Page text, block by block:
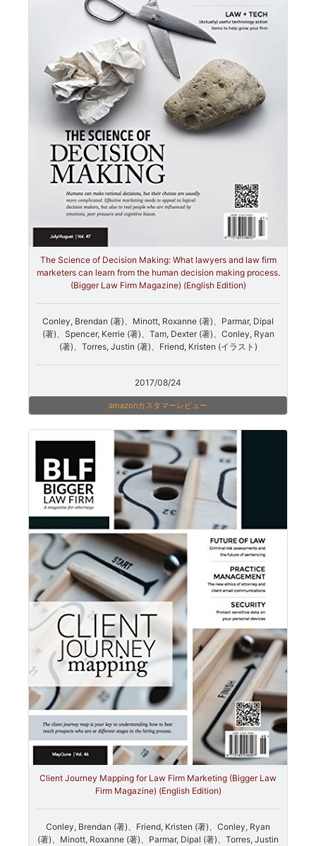
The Science of Decision Making: What lawyers and law firm
marketers can learn from the human decision making process.
(Bigger Law Firm Magazine) (English Edition)
Conley, Brendan (著)、Minott, Roxanne (著)、Parmar, Dipal
(著)、Spencer, Kerrie (著)、Tam, Dexter (著)、Conley, Ryan
(著)、Torres, Justin (著)、Friend, Kristen (イラスト)
2017/08/24
amazonカスタマーレビュー
Client Journey Mapping for Law Firm Marketing (Bigger Law
Firm Magazine) (English Edition)
Conley, Brendan (著)、Friend, Kristen (著)、Conley, Ryan
(著)、Minott, Roxanne (著)、Parmar, Dipal (著)、Torres, Justin